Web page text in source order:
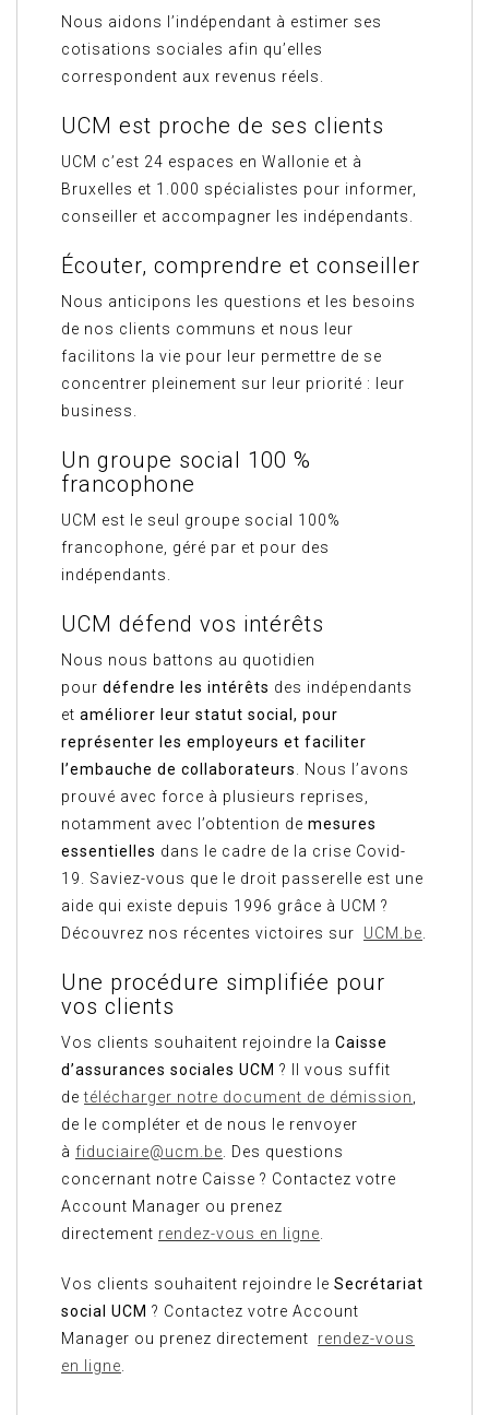
Nous aidons l’indépendant à estimer ses
cotisations sociales afin qu’elles
correspondent aux revenus réels.
UCM est proche de ses clients
UCM c’est 24 espaces en Wallonie et à
Bruxelles et 1.000 spécialistes pour informer,
conseiller et accompagner les indépendants.
Écouter, comprendre et conseiller
Nous anticipons les questions et les besoins
de nos clients communs et nous leur
facilitons la vie pour leur permettre de se
concentrer pleinement sur leur priorité : leur
business.
Un groupe social 100 %
francophone
UCM est le seul groupe social 100%
francophone, géré par et pour des
indépendants.
UCM défend vos intérêts
Nous nous battons au quotidien
pour défendre les intérêts des indépendants
et améliorer leur statut social, pour
représenter les employeurs et faciliter
l’embauche de collaborateurs
. Nous l’avons
prouvé avec force à plusieurs reprises,
notamment avec l’obtention de mesures
essentielles dans le cadre de la crise Covid-
19. Saviez-vous que le droit passerelle est une
aide qui existe depuis 1996 grâce à UCM ?
Découvrez nos récentes victoires sur UCM.be
Une procédure simplifiée pour
vos clients
Vos clients souhaitent rejoindre la Caisse
d’assurances sociales UCM ? Il vous suffit
detélécharger notre document de démission
de le compléter et de nous le renvoyer
à fiduciaire@ucm.be . Des questions
concernant notre Caisse ? Contactez votre
Account Manager ou prenez
directement rendez-vous en ligne
Vos clients souhaitent rejoindre le Secrétariat
social UCM ? Contactez votre Account
Manager ou prenez directement rendez-vous
en ligne